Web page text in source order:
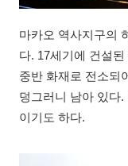
마카오 역사지구의
다. 17세기에 건설된
중반 화재로 전소되
덩그러니 남아 있다
이기도 하다.